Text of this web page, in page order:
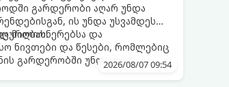
გარდერობი აღარ უნდა
ის უნდა უსვამდეს
მილიონერებსა და
ნივთები და წესები, რომლებიც
გარდერობში უნდა იყოს:2026/08/07 09:54